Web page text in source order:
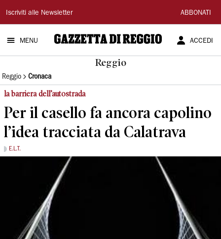
Gazzetta
di
Reggio
Iscriviti alle Newsletter ABBONATI
MENU ACCEDI
Reggio
Reggio Cronaca
la barriera dell’autostrada
Per il casello fa ancora capolino
l’idea tracciata da Calatrava
E.L.T.